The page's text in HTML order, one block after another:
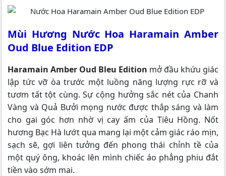
Mùi Hương Nước Hoa Haramain Amber
Oud Blue Edition EDP
Haramain Amber Oud Bleu Edition mở đầu khứu giác
lập tức vỡ òa trước một luồng năng lượng rực rỡ và
tươm tất tột cùng. Sự cộng hưởng sắc nét của Chanh
Vàng và Quả Bưởi mọng nước được thắp sáng và làm
cho gai góc hơn nhờ vị cay ấm của Tiêu Hồng. Nốt
hương Bạc Hà lướt qua mang lại một cảm giác ráo mịn,
sạch sẽ, gợi liên tưởng đến phong thái chỉnh tề của
một quý ông, khoác lên mình chiếc áo phẳng phiu đắt
tiền vào sớm mai.